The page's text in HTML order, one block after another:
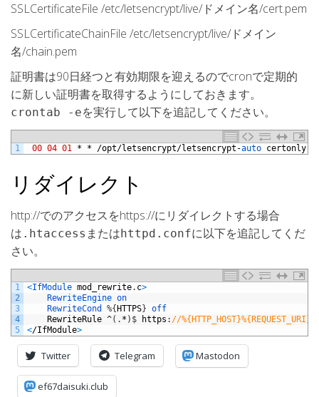
SSLCertificateFile /etc/letsencrypt/live/ドメイン名/cert.pem
SSLCertificateChainFile /etc/letsencrypt/live/ドメイン
名/chain.pem
証明書は90日経つと有効期限を迎えるのでcronで定期的
に新しい証明書を取得するようにしておきます。
crontab -eを実行して以下を追記してください。
1 00 04 01 * * /opt/letsencrypt/letsencrypt -auto certonly
リダイレクト
http://でのアクセスをhttps://にリダイレクトする場合
は .htaccess またはhttpd.confに以下を追記してくだ
さい。
1
2
3
4
5
<IfModule mod_rewrite. c>
RewriteEngine on
RewriteCond
%{ HTTPS} off
RewriteRule ^( . * ) $ https : //
</IfModule>
Twitter Telegram Mastodon
ef67daisuki.club